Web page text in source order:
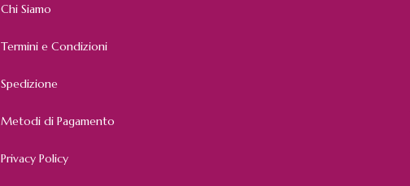
Chi Siamo
Termini e Condizioni
Spedizione
Metodi di Pagamento
Privacy Policy